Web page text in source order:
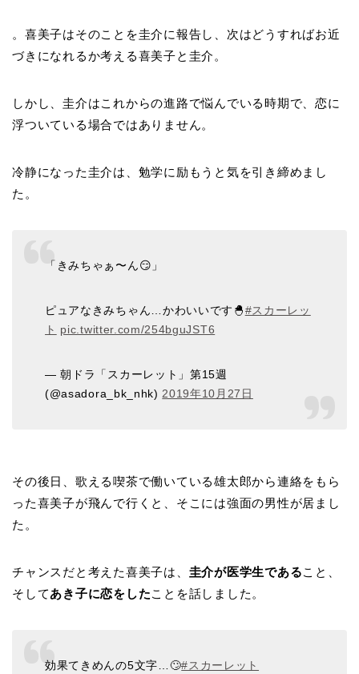
。喜美子はそのことを圭介に報告し、次はどうすればお近
づきになれるか考える喜美子と圭介。
しかし、圭介はこれからの進路で悩んでいる時期で、恋に
浮ついている場合ではありません。
冷静になった圭介は、勉学に励もうと気を引き締めまし
た。
「きみちゃぁ〜ん😏」
ピュアなきみちゃん…かわいいです🐣 #スカーレッ
ト pic.twitter.com/254bguJST6
— 朝ドラ「スカーレット」第15週
(@asadora_bk_nhk)2019年10月27日
その後日、歌える喫茶で働いている雄太郎から連絡をもら
った喜美子が飛んで行くと、そこには強面の男性が居まし
た。
チャンスだと考えた喜美子は、 圭介が医学生であること、
そしてあき子に恋をしたことを話しました。
効果てきめんの5文字…🙄#スカーレット